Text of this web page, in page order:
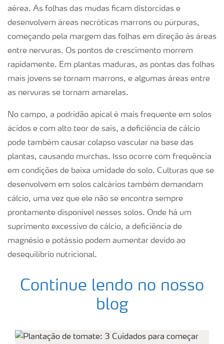
aérea. As folhas das mudas ficam distorcidas e
desenvolvem áreas necróticas marrons ou púrpuras,
começando pela margem das folhas em direção às áreas
entre nervuras. Os pontos de crescimento morrem
rapidamente. Em plantas maduras, as pontas das folhas
mais jovens se tornam marrons, e algumas áreas entre
as nervuras se tornam amarelas.
No campo, a podridão apical é mais frequente em solos
ácidos e com alto teor de sais, a deficiência de cálcio
pode também causar colapso vascular na base das
plantas, causando murchas. Isso ocorre com frequência
em condições de baixa umidade do solo. Culturas que se
desenvolvem em solos calcários também demandam
cálcio, uma vez que ele não se encontra sempre
prontamente disponível nesses solos. Onde há um
suprimento excessivo de cálcio, a deficiência de
magnésio e potássio podem aumentar devido ao
desequilíbrio nutricional.
Continue lendo no nosso
blog